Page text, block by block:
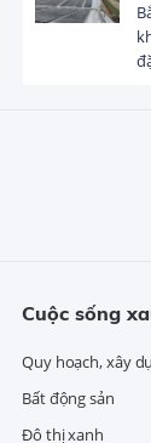
Cuộc sống
Quy hoạch, xây
Bất động sản
Đô thị xanh